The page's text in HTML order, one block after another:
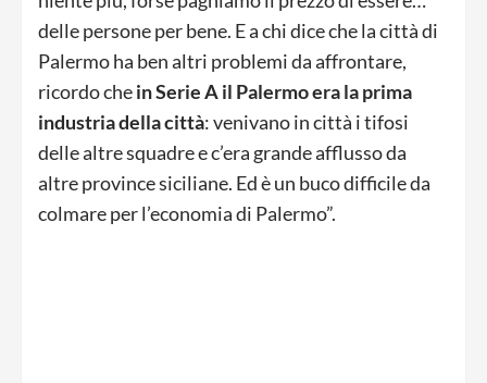
delle persone per bene. E a chi dice che la città di
Palermo ha ben altri problemi da affrontare,
ricordo chein Serie A il Palermo era la prima
industria della città: venivano in città i tifosi
delle altre squadre e c’era grande afflusso da
altre province siciliane. Ed è un buco difficile da
colmare per l’economia di Palermo”.